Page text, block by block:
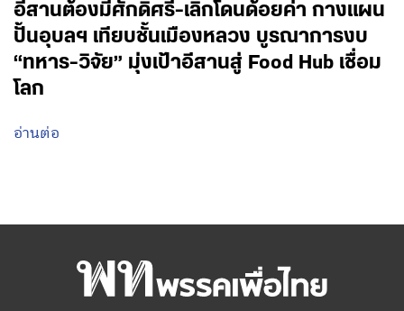
อีสานต้องมีศักดิ์ศรี-เลิกโดนด้อยค่า กางแผน
ปั้นอุบลฯ เทียบชั้นเมืองหลวง บูรณาการงบ
“ทหาร-วิจัย” มุ่งเป้าอีสานสู่ Food Hub เชื่อม
โลก
อ่านต่อ